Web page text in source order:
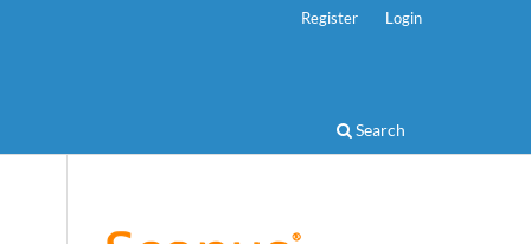
Search
Register Login